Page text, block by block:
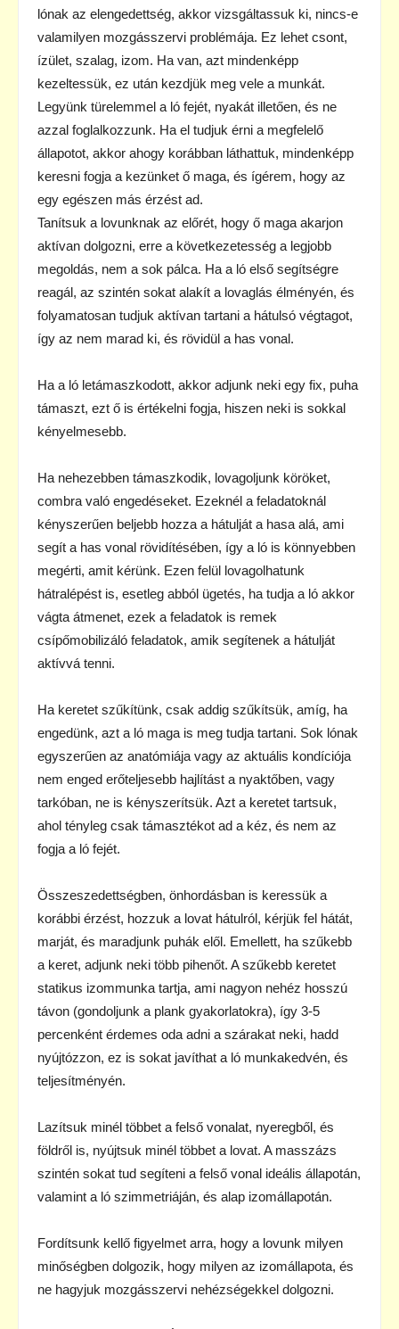
lónak az elengedettség, akkor vizsgáltassuk ki, nincs-e
valamilyen mozgásszervi problémája. Ez lehet csont,
ízület, szalag, izom. Ha van, azt mindenképp
kezeltessük, ez után kezdjük meg vele a munkát.
Legyünk türelemmel a ló fejét, nyakát illetően, és ne
azzal foglalkozzunk. Ha el tudjuk érni a megfelelő
állapotot, akkor ahogy korábban láthattuk, mindenképp
keresni fogja a kezünket ő maga, és ígérem, hogy az
egy egészen más érzést ad.
Tanítsuk a lovunknak az előrét, hogy ő maga akarjon
aktívan dolgozni, erre a következetesség a legjobb
megoldás, nem a sok pálca. Ha a ló első segítségre
reagál, az szintén sokat alakít a lovaglás élményén, és
folyamatosan tudjuk aktívan tartani a hátulsó végtagot,
így az nem marad ki, és rövidül a has vonal.
Ha a ló letámaszkodott, akkor adjunk neki egy fix, puha
támaszt, ezt ő is értékelni fogja, hiszen neki is sokkal
kényelmesebb.
Ha nehezebben támaszkodik, lovagoljunk köröket,
combra való engedéseket. Ezeknél a feladatoknál
kényszerűen beljebb hozza a hátulját a hasa alá, ami
segít a has vonal rövidítésében, így a ló is könnyebben
megérti, amit kérünk. Ezen felül lovagolhatunk
hátralépést is, esetleg abból ügetés, ha tudja a ló akkor
vágta átmenet, ezek a feladatok is remek
csípőmobilizáló feladatok, amik segítenek a hátulját
aktívvá tenni.
Ha keretet szűkítünk, csak addig szűkítsük, amíg, ha
engedünk, azt a ló maga is meg tudja tartani. Sok lónak
egyszerűen az anatómiája vagy az aktuális kondíciója
nem enged erőteljesebb hajlítást a nyaktőben, vagy
tarkóban, ne is kényszerítsük. Azt a keretet tartsuk,
ahol tényleg csak támasztékot ad a kéz, és nem az
fogja a ló fejét.
Összeszedettségben, önhordásban is keressük a
korábbi érzést, hozzuk a lovat hátulról, kérjük fel hátát,
marját, és maradjunk puhák elől. Emellett, ha szűkebb
a keret, adjunk neki több pihenőt. A szűkebb keretet
statikus izommunka tartja, ami nagyon nehéz hosszú
távon (gondoljunk a plank gyakorlatokra), így 3-5
percenként érdemes oda adni a szárakat neki, hadd
nyújtózzon, ez is sokat javíthat a ló munkakedvén, és
teljesítményén.
Lazítsuk minél többet a felső vonalat, nyeregből, és
földről is, nyújtsuk minél többet a lovat. A masszázs
szintén sokat tud segíteni a felső vonal ideális állapotán,
valamint a ló szimmetriáján, és alap izomállapotán.
Fordítsunk kellő figyelmet arra, hogy a lovunk milyen
minőségben dolgozik, hogy milyen az izomállapota, és
ne hagyjuk mozgásszervi nehézségekkel dolgozni.